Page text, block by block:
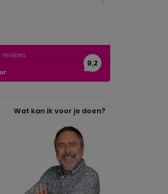
Wat kan ik voor je doen?